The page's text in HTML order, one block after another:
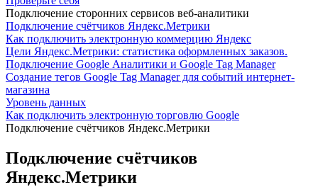
Подключение сторонних сервисов веб-аналитики
Подключение счётчиков Яндекс.Метрики
Как подключить электронную коммерцию Яндекс
Цели Яндекс.Метрики: статистика оформленных заказов.
Подключение Google Аналитики и Google Tag Manager
Создание тегов Google Tag Manager для событий интернет-
магазина
Уровень данных
Как подключить электронную торговлю Google
Подключение счётчиков Яндекс.Метрики
Подключение счётчиков
Яндекс.Метрики